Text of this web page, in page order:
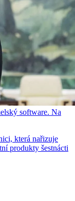
software. Na
která nařizuje
produkty šestnácti